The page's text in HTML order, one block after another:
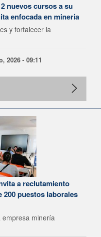
nuevos cursos a su
enfocada en minería
y fortalecer la
2026 - 09:11
a reclutamiento
200 puestos laborales
empresa minería